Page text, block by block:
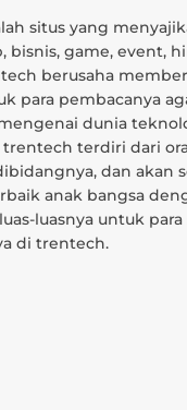
situs yang
bisnis, game, event,
berusaha
para pembacanya
dunia
trentech terdiri dari
dan akan
anak bangsa
luasnya untuk
di trentech.